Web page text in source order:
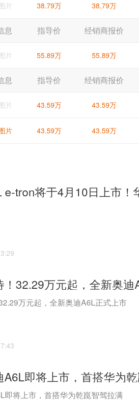
片 38.79万 38.79万
息 指导价 经销商报价
片 55.89万 55.89万
息 指导价 经销商报价
片 43.59万 43.59万
片 43.59万 43.59万
万元起，全新奥迪A6L正式上市
即将上市，首搭华为乾崑智驾拉满